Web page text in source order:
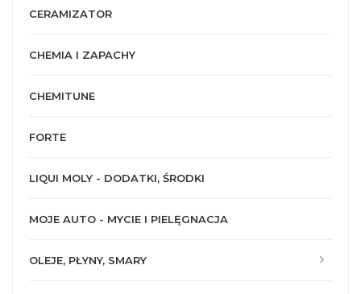
CERAMIZATOR
CHEMIA I ZAPACHY
CHEMITUNE
FORTE
LIQUI MOLY - DODATKI, ŚRODKI
MOJE AUTO - MYCIE I PIELĘGNACJA
OLEJE, PŁYNY, SMARY